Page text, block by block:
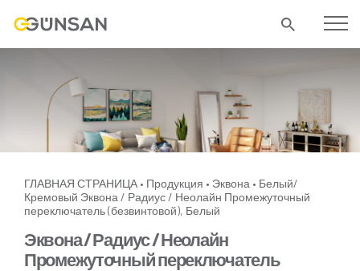
ГЛАВНАЯ СТРАНИЦА • Продукция • Эквона • Белый/
Кремовый Эквона / Радиус / Неолайн Промежуточный
переключатель (безвинтовой), Белый
Эквона / Радиус / Неолайн
Промежуточный переключатель